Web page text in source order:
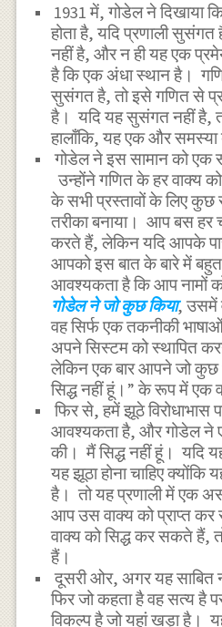
1931 में, गोडेल ने दिखाया
होता है, यदि प्रणाली
नहीं है, और न ही यह एक
है कि एक अंधा स्थान है।
सुसंगत है, तो इसे गणित से
है। यदि यह सुसंगत नहीं है,
हालाँकि, यह एक और समस्या
गोडेल ने इस सामान को एक
उन्होंने गणित के हर वाक्य
के सभी प्रस्तावों के लिए
तरीका बनाया। आप बस हर
करते हैं, लेकिन यदि आपके
आपको इस बात के बारे में
आवश्यकता है कि आप नामों
गोडेल ने जो कुछ किया, उसमें
वह सिर्फ एक तकनीकी
अपने सिस्टम को स्थापित
लेकिन एक बार आपने जो कुछ
सिद्ध नहीं हूं।” के रूप में एक
फिर से, हमें झूठे विरोधाभास
आवश्यकता है, और गोडेल ने
की। मैं सिद्ध नहीं हूं। यदि यह
यह झूठा होना चाहिए क्योंकि
है। तो यह प्रणाली में एक
आप उस वाक्य को प्राप्त
वाक्य को सिद्ध कर सकते
हैं।
दूसरी ओर, अगर यह साबित
फिर जो कहता है वह सत्य है
विकल्प है जो यहां खड़ा है।